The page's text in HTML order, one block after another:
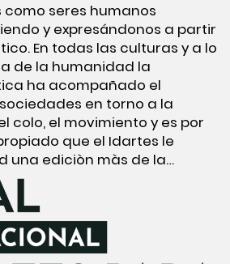
seres humanos
y expresándonos a partir
En todas las culturas y a lo
de la humanidad la
ha acompañado el
en torno a la
colo, el movimiento y es por
que el Idartes le
una ediciòn màs de la…